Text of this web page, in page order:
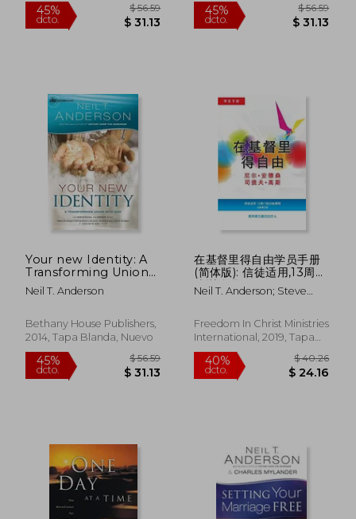
$ 29.78
40%
dcto. $ 29.78
40%
dcto.
Your new Identity: A
Transforming Union
With god (Victory
Series) (Volume 2) (en
Neil T. Anderson
Bethany House Publishers,
2014, Tapa Blanda, Nuevo
在基督里得自由学员手册
(简体版): 信徒适用,13周门
徒训练课程 Participant
(en Chino)
Neil T. Anderson; Steve
Freedom In Christ Ministries
International, 2019, Tapa
Blanda, Nuevo